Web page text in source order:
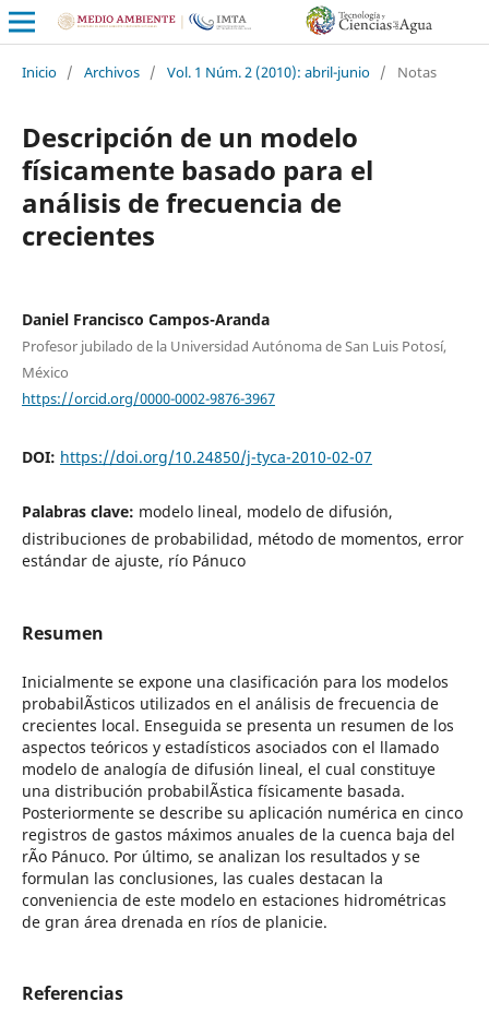
Inicio / Archivos / Vol. 1 Núm. 2 (2010): abril-junio / Notas
Descripción de un modelo
físicamente basado para el
análisis de frecuencia de
crecientes
Daniel Francisco Campos-Aranda
Profesor jubilado de la Universidad Autónoma de San Luis Potosí,
México
https://orcid.org/0000-0002-9876-3967
DOI: https://doi.org/10.24850/j-tyca-2010-02-07
Palabras clave: modelo lineal, modelo de difusión,
distribuciones de probabilidad, método de momentos, error
estándar de ajuste, rí­o Pánuco
Resumen
Inicialmente se expone una clasificación para los modelos
probabilÃ­sticos utilizados en el análisis de frecuencia de
crecientes local. Enseguida se presenta un resumen de los
aspectos teóricos y estadísticos asociados con el llamado
modelo de analogía de difusión lineal, el cual constituye
una distribución probabilÃ­stica físicamente basada.
Posteriormente se describe su aplicación numérica en cinco
registros de gastos máximos anuales de la cuenca baja del
rÃ­o Pánuco. Por último, se analizan los resultados y se
formulan las conclusiones, las cuales destacan la
conveniencia de este modelo en estaciones hidrométricas
de gran área drenada en ríos de planicie.
Referencias